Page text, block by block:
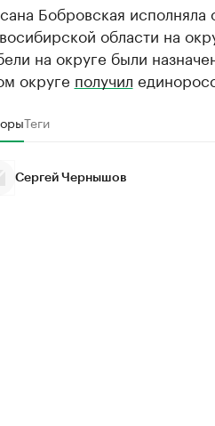
Бобровская исполняла
области на
на округе были
округе получил
Теги
Сергей Чернышов